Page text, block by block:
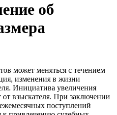
об
может меняться с течением
изменения в жизни
Инициатива увеличения
взыскателя. При заключении
поступлений